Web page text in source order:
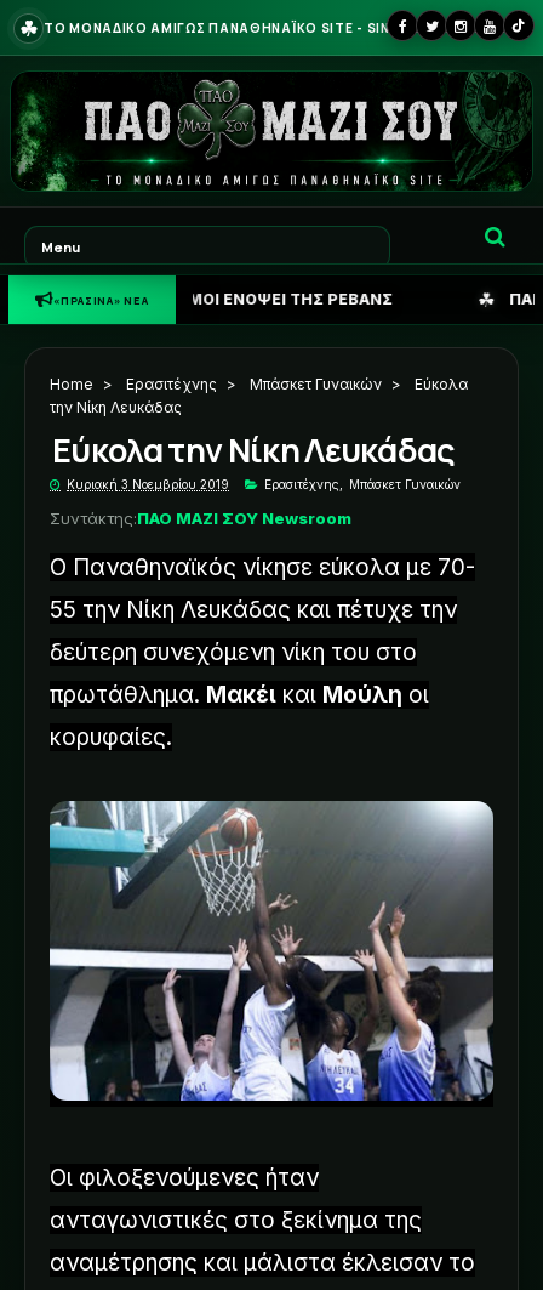
☘ ΤΟ ΜΟΝΑΔΙΚΟ ΑΜΙΓΩΣ ΠΑΝΑΘΗΝΑΪΚΟ SITE - SINCE 2013
«ΠΡΑΣΙΝΑ» ΝΕΑΕΝΟΨΕΙ ΤΗΣ ΡΕΒΑΝΣ ☘
Home > Ερασιτέχνης > Μπάσκετ Γυναικών >
Εύκολα
την Νίκη Λευκάδας
Εύκολα την Νίκη Λευκάδας
Κυριακή 3 Νοεμβρίου 2019 Ερασιτέχνης Μπάσκετ Γυναικών
Συντάκτης:ΠΑΟ ΜΑΖΙ ΣΟΥ Newsroom
Ο Παναθηναϊκός νίκησε εύκολα με 70-
55 την Νίκη Λευκάδας και πέτυχε την
δεύτερη συνεχόμενη νίκη του στο
πρωτάθλημα. Μακέι και Μούλη οι
κορυφαίες.
Οι φιλοξενούμενες ήταν
ανταγωνιστικές στο ξεκίνημα της
αναμέτρησης και μάλιστα έκλεισαν το